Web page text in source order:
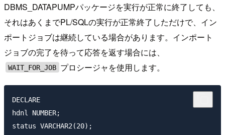
DBMS_DATAPUMPパッケージを実行が正常に終了しても、
それはあくまでPL/SQLの実行が正常終了しただけで、イン
ポートジョブは継続している場合があります。インポート
ジョブの完了を待って応答を返す場合には、
WAIT_FOR_JOB プロシージャを使用します。
DECLARE
hdnl NUMBER;
status VARCHAR2(20);